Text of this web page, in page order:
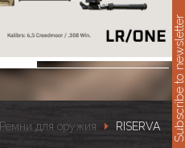
Ремни для оружия
RISERVA
Subscribe